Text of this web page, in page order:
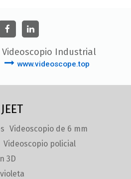
Videoscopio Industrial
www.videoscope.top
Videoscopio de 6 mm
Videoscopio policial
3D